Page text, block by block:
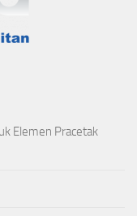
Elemen Pracetak